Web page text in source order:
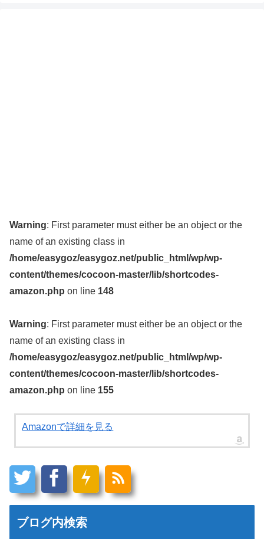
Warning: First parameter must either be an object or the
name of an existing class in
/home/easygoz/easygoz.net/public_html/wp/wp-
content/themes/cocoon-master/lib/shortcodes-
amazon.php on line 148
Warning: First parameter must either be an object or the
name of an existing class in
/home/easygoz/easygoz.net/public_html/wp/wp-
content/themes/cocoon-master/lib/shortcodes-
amazon.php on line 155
Amazonで詳細を見る
ブログ内検索